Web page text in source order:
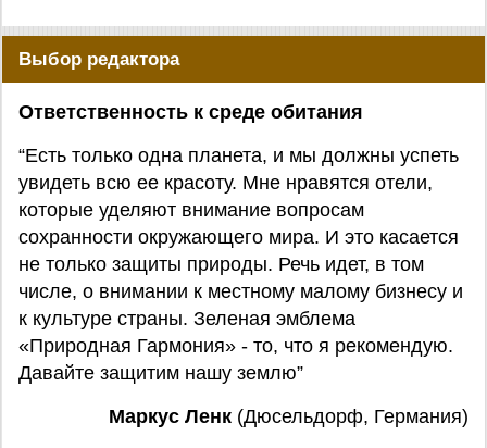
Выбор редактора
Ответственность к среде обитания
“Есть только одна планета, и мы должны успеть
увидеть всю ее красоту. Мне нравятся отели,
которые уделяют внимание вопросам
сохранности окружающего мира. И это касается
не только защиты природы. Речь идет, в том
числе, о внимании к местному малому бизнесу и
к культуре страны. Зеленая эмблема
«Природная Гармония» - то, что я рекомендую.
Давайте защитим нашу землю”
Маркус Ленк (Дюсельдорф, Германия)